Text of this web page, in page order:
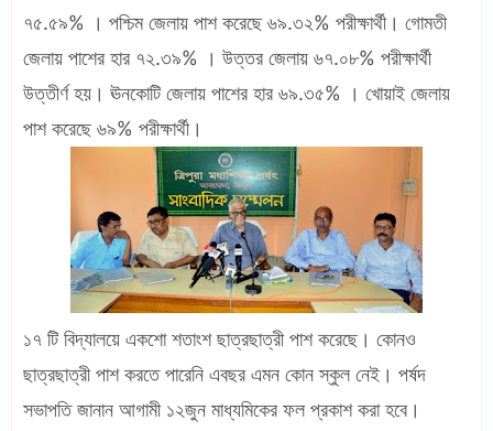
৭৫.৫৯% । পশ্চিম জেলায় পাশ করেছে ৬৯.৩২% পরীক্ষার্থী। গোমতী
জেলায় পাশের হার ৭২.৩৯% । উত্তর জেলায় ৬৭.০৮% পরীক্ষার্থী
উত্তীর্ণ হয়। ঊনকোটি জেলায় পাশের হার ৬৯.৩৫% । খোয়াই জেলায়
পাশ করেছে ৬৯% পরীক্ষার্থী।
১৭ টি বিদ্যালয়ে একশো শতাংশ ছাত্রছাত্রী পাশ করেছে। কোনও
ছাত্রছাত্রী পাশ করতে পারেনি এবছর এমন কোন স্কুল নেই। পর্ষদ
সভাপতি জানান আগামী ১২জুন মাধ্যমিকের ফল প্রকাশ করা হবে।